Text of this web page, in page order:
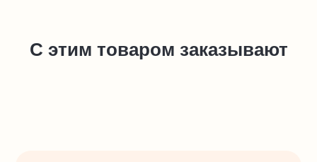
С этим товаром заказывают